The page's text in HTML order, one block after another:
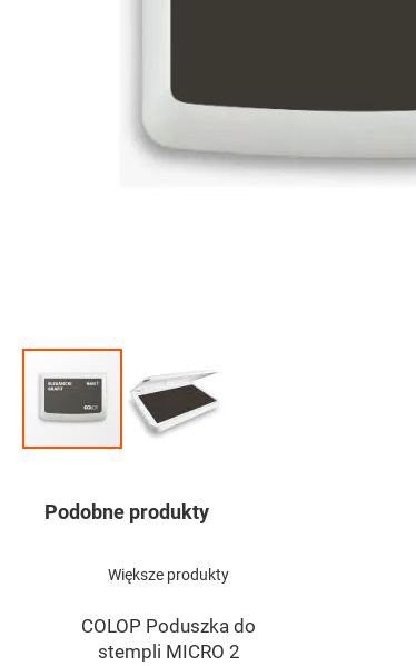
początek
Podobne produkty
Większe produkty
COLOP Poduszka do
stempli MICRO 2